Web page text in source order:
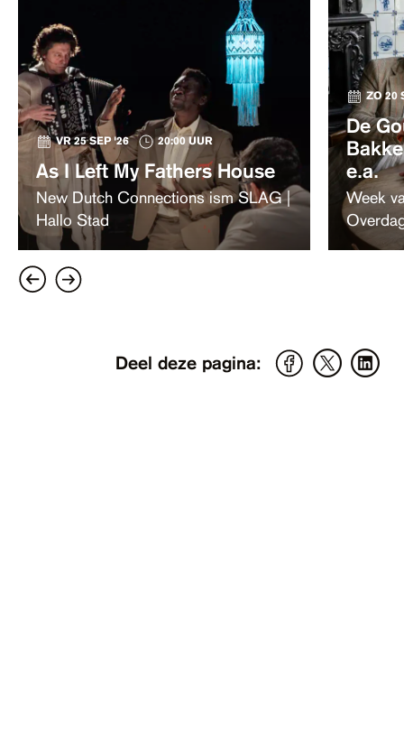
VR 25 SEP '26 20:00 UUR
As I Left My Fathers House
New Dutch Connections ism SLAG |
Hallo Stad
ZO 20
De
e.a.
Week
Deel deze pagina: